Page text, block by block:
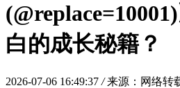
白的成长秘籍？
2026-07-06 16:49:37 / 来源：网络转